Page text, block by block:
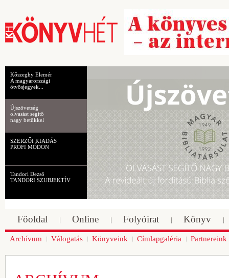
Kőszeghy Elemér
A magyarországi
ötvösjegyek...
Újszövetség
olvasást segítő
nagy betűkkel
SZERZŐI KIADÁS
PROFI MÓDON
Tandori Dezső
TANDORI SZUBJEKTÍV
Főoldal Online Folyóirat Könyv
Archívum Válogatás Könyveink Címlapgaléria Partnereink